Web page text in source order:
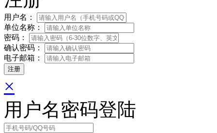
用户名：
单位名称：
密码：
确认密码：
电子邮箱：
×
用户名密码登陆